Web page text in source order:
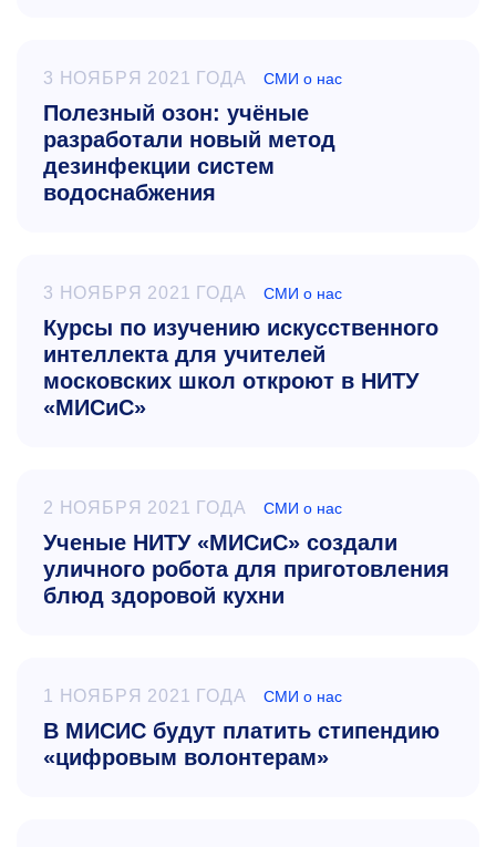
3 НОЯБРЯ 2021 ГОДА СМИ о нас
Полезный озон: учёные
разработали новый метод
дезинфекции систем
водоснабжения
3 НОЯБРЯ 2021 ГОДА СМИ о нас
Курсы по изучению искусственного
интеллекта для учителей
московских школ откроют в НИТУ
«МИСиС»
2 НОЯБРЯ 2021 ГОДА СМИ о нас
Ученые НИТУ «МИСиС» создали
уличного робота для приготовления
блюд здоровой кухни
1 НОЯБРЯ 2021 ГОДА СМИ о нас
В МИСИС будут платить стипендию
«цифровым волонтерам»